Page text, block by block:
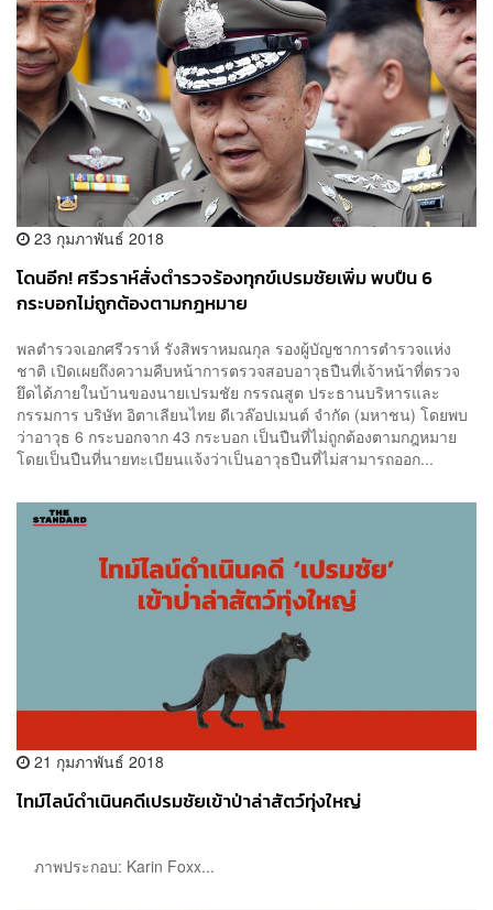
23 กุมภาพันธ์ 2018
โดนอีก! ศรีวราห์สั่งตำรวจร้องทุกข์เปรมชัยเพิ่ม พบปืน 6
กระบอกไม่ถูกต้องตามกฎหมาย
พลตำรวจเอกศรีวราห์ รังสิพราหมณกุล รองผู้บัญชาการตำรวจแห่ง
ชาติ เปิดเผยถึงความคืบหน้าการตรวจสอบอาวุธปืนที่เจ้าหน้าที่ตรวจ
ยึดได้ภายในบ้านของนายเปรมชัย กรรณสูต ประธานบริหารและ
กรรมการ บริษัท อิตาเลียนไทย ดีเวล๊อปเมนต์ จำกัด (มหาชน) โดยพบ
ว่าอาวุธ 6 กระบอกจาก 43 กระบอก เป็นปืนที่ไม่ถูกต้องตามกฎหมาย
โดยเป็นปืนที่นายทะเบียนแจ้งว่าเป็นอาวุธปืนที่ไม่สามารถออก...
21 กุมภาพันธ์ 2018
ไทม์ไลน์ดำเนินคดีเปรมชัยเข้าป่าล่าสัตว์ทุ่งใหญ่
ภาพประกอบ: Karin Foxx...